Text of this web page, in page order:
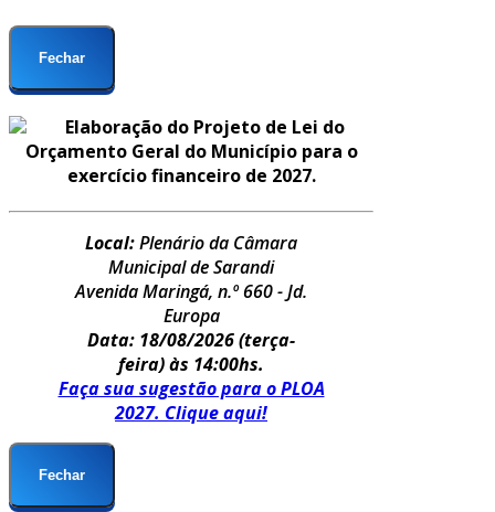
Fechar
Elaboração do Projeto de Lei do
Orçamento Geral do Município para o
exercício financeiro de 2027.
Local:Plenário da Câmara
Municipal de Sarandi
Avenida Maringá, n.º 660 - Jd.
Europa
Data: 18/08/2026(terça-
feira) às 14:00hs.
Faça sua sugestão para o PLOA
2027. Clique aqui!
Fechar